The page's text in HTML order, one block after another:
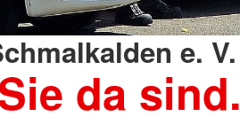
e. V.
da sind.